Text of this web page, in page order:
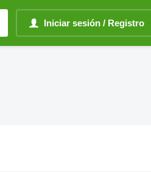
Iniciar sesión / Registro